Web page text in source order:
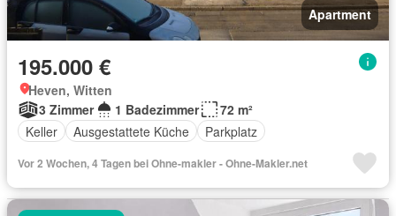
Apartment
195.000 €
Heven, Witten
3 Zimmer
1 Badezimmer
72 m²
Keller
Ausgestattete Küche Parkplatz
Vor 2 Wochen, 4 Tagen bei Ohne-makler - Ohne-Makler.net